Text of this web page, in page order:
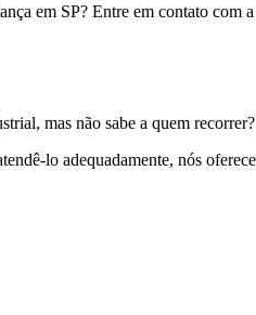
em SP? Entre em contato com
mas não sabe a quem
lo adequadamente, nós